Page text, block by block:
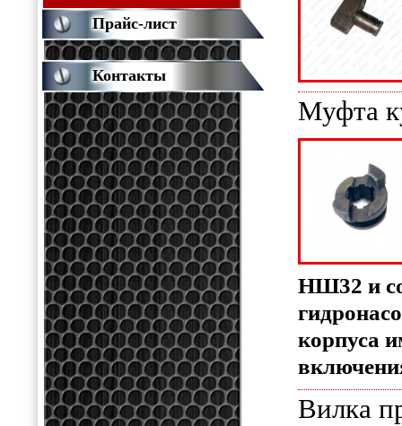
Муфта
НШ32 и
корпуса
Вилка
Прайс-лист
Контакты